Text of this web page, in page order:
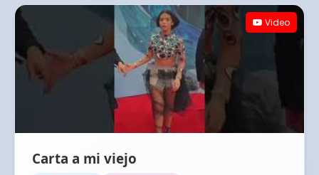
Video
Carta a mi viejo